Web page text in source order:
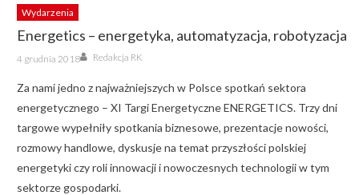
Wydarzenia
Energetics – energetyka, automatyzacja, robotyzacja
Posted
on
4 grudnia 2018 Author
Redakcja RK
Za nami jedno z najważniejszych w Polsce spotkań sektora
energetycznego – XI Targi Energetyczne ENERGETICS. Trzy dni
targowe wypełniły spotkania biznesowe, prezentacje nowości,
rozmowy handlowe, dyskusje na temat przyszłości polskiej
energetyki czy roli innowacji i nowoczesnych technologii w tym
sektorze gospodarki.